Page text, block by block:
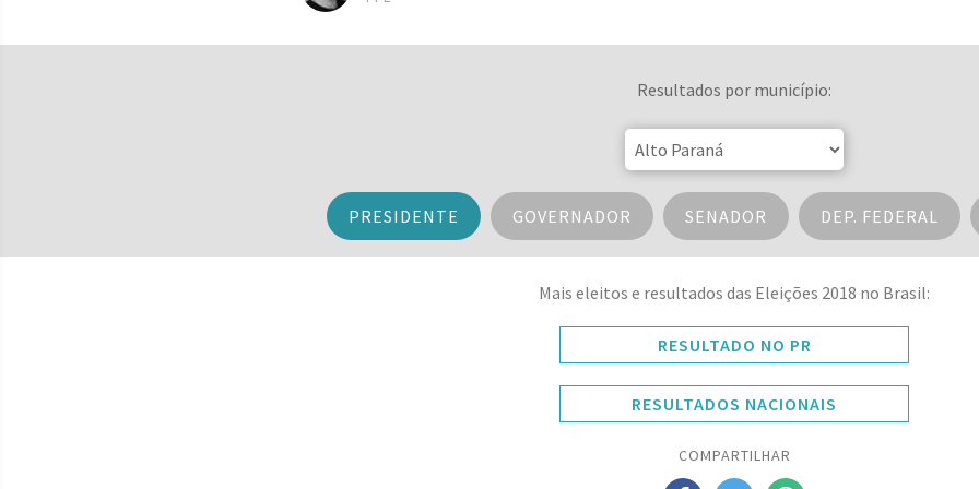
Resultados por município:
PRESIDENTE GOVERNADOR SENADOR DEP. FEDERAL
Mais eleitos e resultados das Eleições 2018 no Brasil:
RESULTADO NO PR
RESULTADOS NACIONAIS
COMPARTILHAR